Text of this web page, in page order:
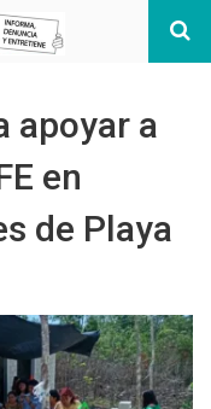
apoyar a
en
de Playa